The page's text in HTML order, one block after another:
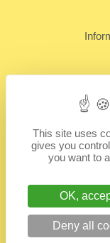
This site uses
gives you
you want to
OK,
Deny all